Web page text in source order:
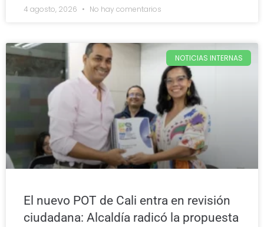
4 agosto, 2026 No hay comentarios
NOTICIAS INTERNAS
El nuevo POT de Cali entra en revisión
ciudadana: Alcaldía radicó la propuesta